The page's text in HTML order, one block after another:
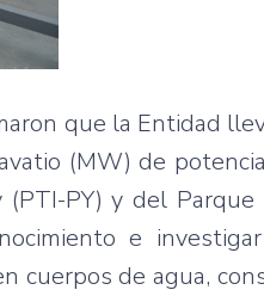
que la Entidad
(MW) de
PY) y del
e
cuerpos de agua,